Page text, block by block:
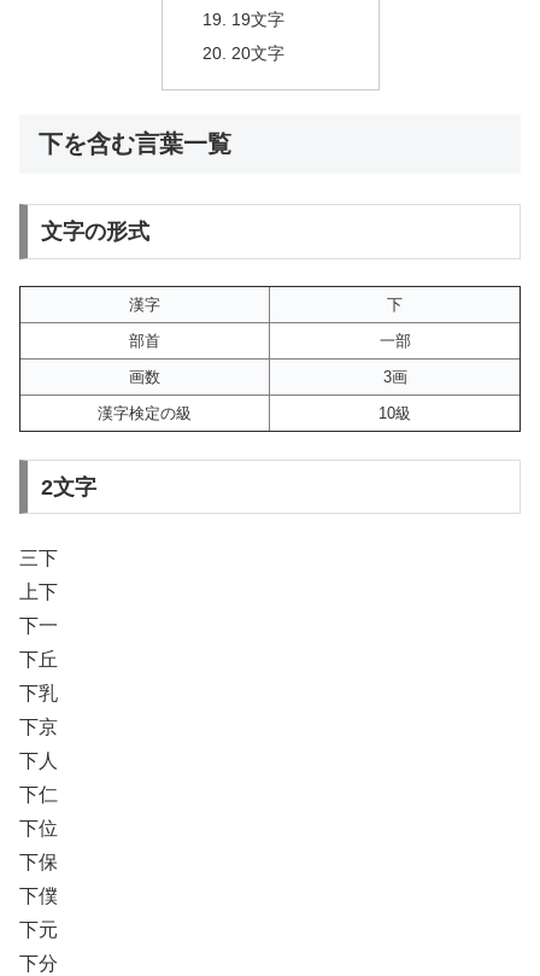
19文字
20文字
下を含む言葉一覧
文字の形式
漢字
下
部首
一部
画数
3画
漢字検定の級
10級
2文字
三下
上下
下一
下丘
下乳
下京
下人
下仁
下位
下保
下僕
下元
下分